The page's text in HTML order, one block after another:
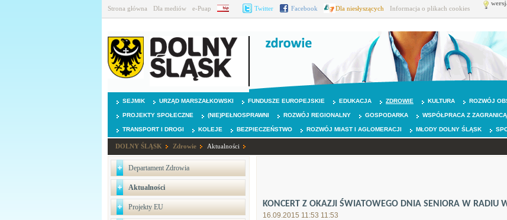
Strona główna Dla mediów e-Puap BIP Twitter Facebook Dla niesłyszących Informacja o plikach cookies
SEJMIK URZĄD MARSZAŁKOWSKI FUNDUSZE EUROPEJSKIE EDUKACJA ZDROWIE KULTURA ROZWÓJ
PROJEKTY SPOŁECZNE (NIE)PEŁNOSPRAWNI ROZWÓJ REGIONALNY GOSPODARKA WSPÓŁPRACA Z ZAGRANICĄ
TRANSPORT I DROGI KOLEJE BEZPIECZEŃSTWO ROZWÓJ MIAST I AGLOMERACJI MŁODY DOLNY ŚLĄSK
DOLNY ŚLĄSK Zdrowie Aktualności
Departament Zdrowia
Aktualności
Projekty EU KONCERT Z OKAZJI ŚWIATOWEGO DNIA SENIORA W RADIU
16.09.2015 11:53 11:53